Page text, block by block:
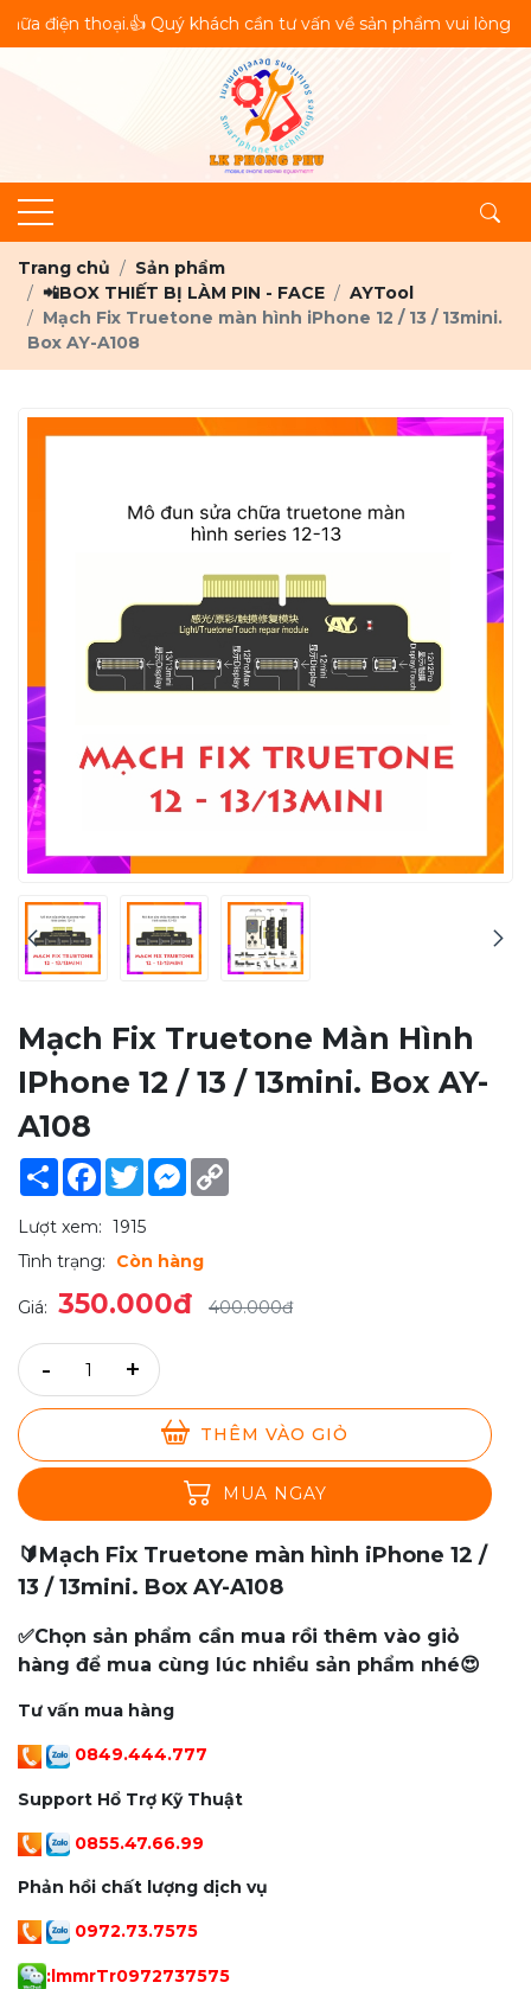
Quý khách cần tư vấn về sản phẩm vui lòng liên hệ
Trang chủ
Sản phẩm
📲BOX THIẾT BỊ LÀM PIN - FACE
AYTool
Mạch Fix Truetone màn hình iPhone 12 / 13 / 13mini.
Box AY-A108
Mạch Fix Truetone Màn Hình
IPhone 12 / 13 / 13mini. Box AY-
A108
Share Facebook
TwitterMessenger
Lượt xem: 1915
Tình trạng:
Còn hàng
Giá: 350.000đ 400.000đ
- +
THÊM VÀO GIỎ
MUA NGAY
🔰Mạch Fix Truetone màn hình iPhone 12 /
13 / 13mini. Box AY-A108
✅Chọn sản phẩm cần mua rồi thêm vào giỏ
hàng để mua cùng lúc nhiều sản phẩm nhé😍
Tư vấn mua hàng
0849.444.777
Support Hổ Trợ Kỹ Thuật
0855.47.66.99
Phản hồi chất lượng dịch vụ
0972.73.7575
:lmmrTr0972737575